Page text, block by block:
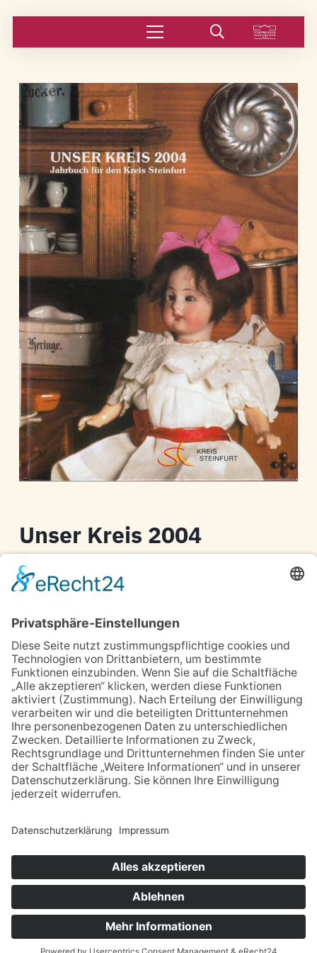
Unser Kreis 2004
Kreis Steinfurt
Jahrbuch für den Kreis Steinfurt
X6-6R17
Druckhaus Tecklenborg, Steinfurt
3-926619-70-8
5,00€
© Stadtmuseum Ibbenbüren –Impressum–
Datenschutz